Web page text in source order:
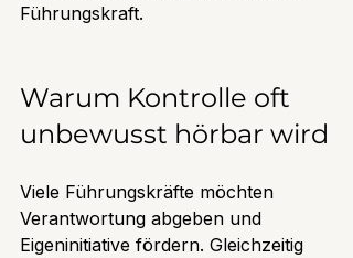
Führungskraft.
Warum Kontrolle oft
unbewusst hörbar wird
Viele Führungskräfte möchten
Verantwortung abgeben und
Eigeninitiative fördern. Gleichzeitig